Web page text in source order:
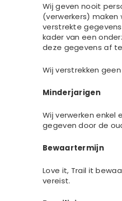
Wij geven nooit
(verwerkers) maken
verstrekte
kader van een
deze gegevens af
Wij verstrekken
Minderjarigen
Wij verwerken
gegeven door de
Bewaartermijn
Love it, Trail it
vereist.